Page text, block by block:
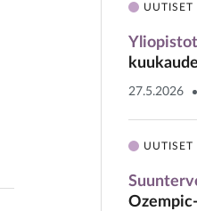
UUTISET
Yliopistot
27.5.2026
UUTISET